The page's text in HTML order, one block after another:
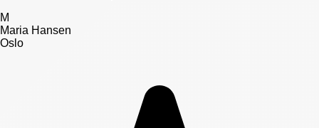
M
Maria Hansen
Oslo